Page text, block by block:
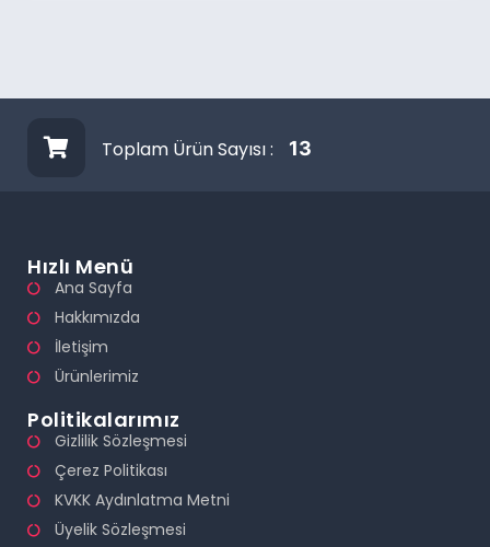
Toplam Ürün Sayısı : 13
Hızlı Menü
Ana Sayfa
Hakkımızda
İletişim
Ürünlerimiz
Politikalarımız
Gizlilik Sözleşmesi
Çerez Politikası
KVKK Aydınlatma Metni
Üyelik Sözleşmesi